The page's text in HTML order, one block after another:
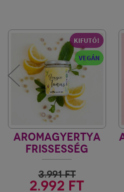
KIFUTÓ!
VEGÁN
AROMAGYERTYA
FRISSESSÉG
3.991FT
2.992 FT